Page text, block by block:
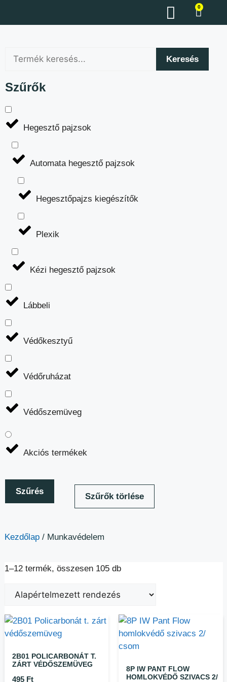
0
Keresés
Szűrők
Hegesztő pajzsok
Automata hegesztő pajzsok
Hegesztőpajzs kiegészítők
Plexik
Kézi hegesztő pajzsok
Lábbeli
Védőkesztyű
Védőruházat
Védőszemüveg
Akciós termékek
Szűrés
Szűrők törlése
Kezdőlap/ Munkavédelem
1–12 termék, összesen 105 db
2B01 POLICARBONÁT T.
ZÁRT VÉDŐSZEMÜVEG
495 Ft
8P IW PANT FLOW
HOMLOKVÉDŐ SZIVACS 2/